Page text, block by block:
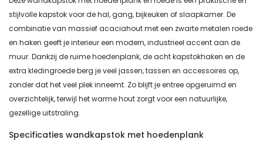
stijlvolle kapstok voor de hal, gang, bijkeuken of slaapkamer. De
combinatie van massief acaciahout met een zwarte metalen roede
en haken geeft je interieur een modern, industrieel accent aan de
muur. Dankzij de ruime hoedenplank, de acht kapstokhaken en de
extra kledingroede berg je veel jassen, tassen en accessoires op,
zonder dat het veel plek inneemt. Zo blijft je entree opgeruimd en
overzichtelijk, terwijl het warme hout zorgt voor een natuurlijke,
gezellige uitstraling.
Specificaties wandkapstok met hoedenplank